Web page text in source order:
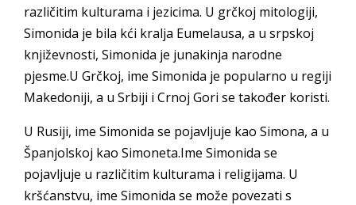
različitim kulturama i jezicima. U grčkoj mitologiji,
Simonida je bila kći kralja Eumelausa, a u srpskoj
književnosti, Simonida je junakinja narodne
pjesme.U Grčkoj, ime Simonida je popularno u regiji
Makedoniji, a u Srbiji i Crnoj Gori se također koristi.
U Rusiji, ime Simonida se pojavljuje kao Simona, a u
Španjolskoj kao Simoneta.Ime Simonida se
pojavljuje u različitim kulturama i religijama. U
kršćanstvu, ime Simonida se može povezati s